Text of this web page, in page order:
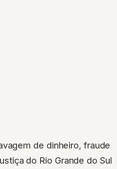
de dinheiro, fraude
do Rio Grande do Sul